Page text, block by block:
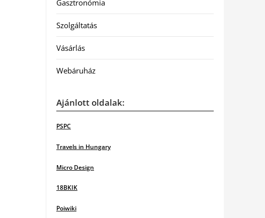
Gasztronómia
Szolgáltatás
Vásárlás
Webáruház
Ajánlott oldalak:
PSPC
Travels in Hungary
Micro Design
18BKIK
Poiwiki